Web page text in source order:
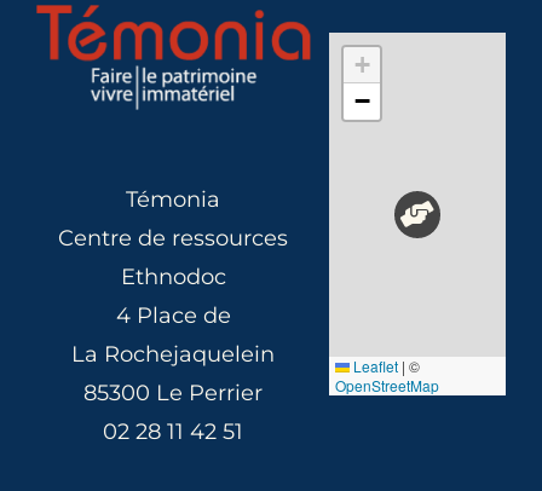
Témonia
Centre de ressources
Ethnodoc
4 Place de
La Rochejaquelein
85300 Le Perrier
02 28 11 42 51
+
−
Leaflet | ©
OpenStreetMap